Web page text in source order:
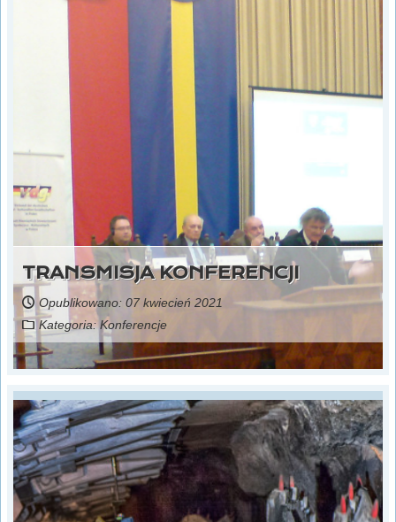
TRANSMISJA KONFERENCJI
Opublikowano: 07 kwiecień 2021
Kategoria:Konferencje